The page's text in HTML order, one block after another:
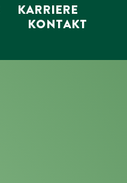
KARRIERE
KONTAKT